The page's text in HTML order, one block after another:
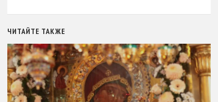
Одиссея грешника», 4-13 сентября впервые посетил
Россию, где в издательстве
ЧИТАЙТЕ ТАКЖЕ